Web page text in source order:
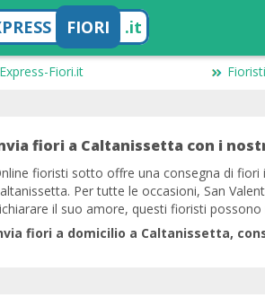
FIORI .it
Express-Fiori.it
fiori a Caltanissetta con i
fioristi sotto offre una consegna di
Per tutte le occasioni, San
il suo amore, questi fioristi
fiori a domicilio a Caltanissetta,